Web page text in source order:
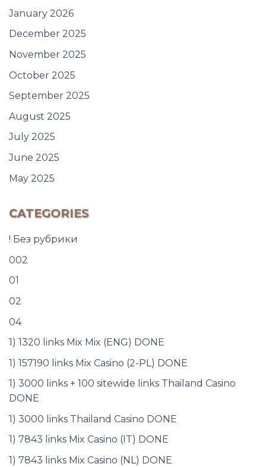
January 2026
December 2025
November 2025
October 2025
September 2025
August 2025
July 2025
June 2025
May 2025
CATEGORIES
! Без рубрики
002
01
02
04
1) 1320 links Mix Mix (ENG) DONE
1) 157190 links Mix Casino (2-PL) DONE
1) 3000 links + 100 sitewide links Thailand Casino
DONE
1) 3000 links Thailand Casino DONE
1) 7843 links Mix Casino (IT) DONE
1) 7843 links Mix Casino (NL) DONE